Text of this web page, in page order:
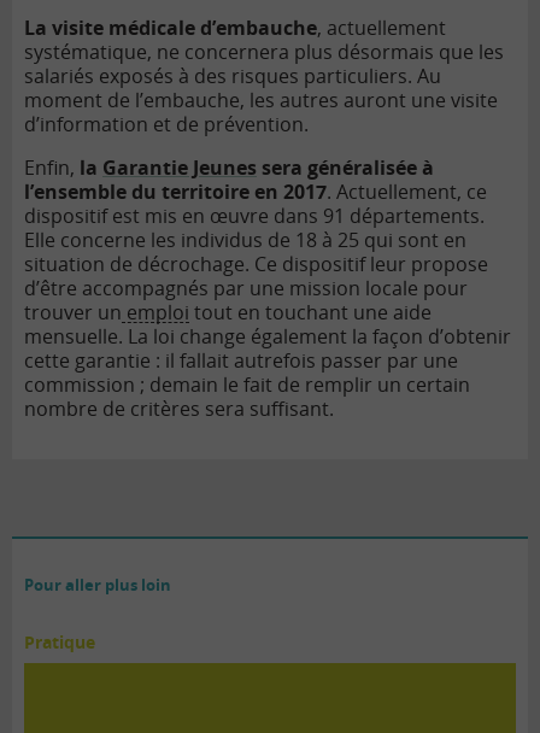
La visite médicale d’embauche, actuellement
systématique, ne concernera plus désormais que les
salariés exposés à des risques particuliers. Au
moment de l’embauche, les autres auront une visite
d’information et de prévention.
Enfin, la Garantie Jeunes sera généralisée à
l’ensemble du territoire en 2017. Actuellement, ce
dispositif est mis en œuvre dans 91 départements.
Elle concerne les individus de 18 à 25 qui sont en
situation de décrochage. Ce dispositif leur propose
d’être accompagnés par une mission locale pour
trouver un emploi tout en touchant une aide
mensuelle. La loi change également la façon d’obtenir
cette garantie : il fallait autrefois passer par une
commission ; demain le fait de remplir un certain
nombre de critères sera suffisant.
Pour aller plus loin
Pratique